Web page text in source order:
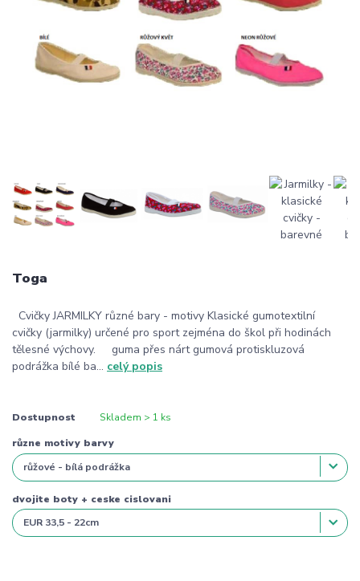
Toga
Cvičky JARMILKY různé bary - motivy Klasické gumotextilní
cvičky (jarmilky) určené pro sport zejména do škol při hodinách
tělesné výchovy. guma přes nárt gumová protiskluzová
podrážka bílé ba... celý popis
Dostupnost Skladem > 1 ks
různe motivy barvy
dvojite boty + ceske cislovani